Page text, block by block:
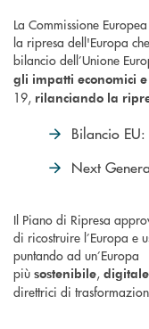
La Commissione
la ripresa dell'Europa
bilancio dell’Unione
gli impatti economici e
19, rilanciando la
Bilancio
Next
Il Piano di Ripresa
di ricostruire l’Europa e
puntando ad un’Europa
più sostenibile, digitale
direttrici di